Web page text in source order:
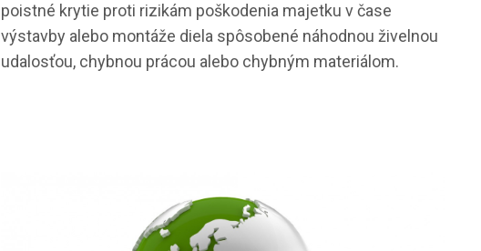
poistné krytie proti rizikám poškodenia majetku v čase
výstavby alebo montáže diela spôsobené náhodnou živelnou
udalosťou, chybnou prácou alebo chybným materiálom.